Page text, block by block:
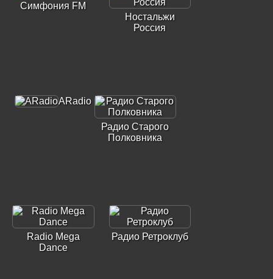
Симфония FM
Ностальжи
Россия
ARadio
Радио Старого
Полковника
Radio Mega
Dance
Радио Ретроклуб